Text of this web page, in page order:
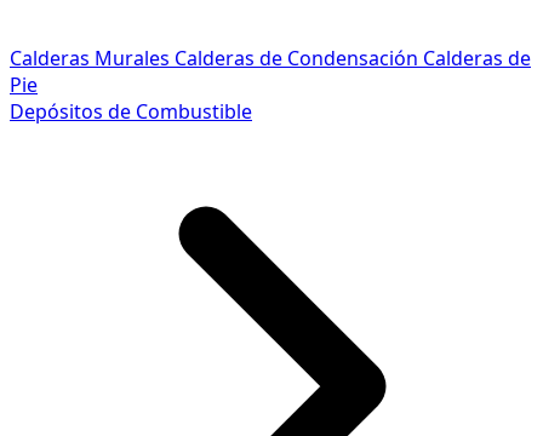
Calderas Murales Calderas de Condensación Calderas de
Pie
Depósitos de Combustible